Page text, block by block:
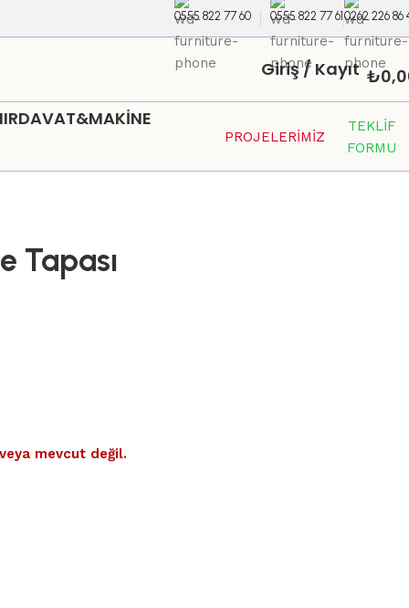
0555 822 77 60 0555 822 77 61 0262 226 86
Giriş / Kayıt ₺
PROJELERİMİZ
TEKLİF
FORMU
Tapası
mevcut değil.